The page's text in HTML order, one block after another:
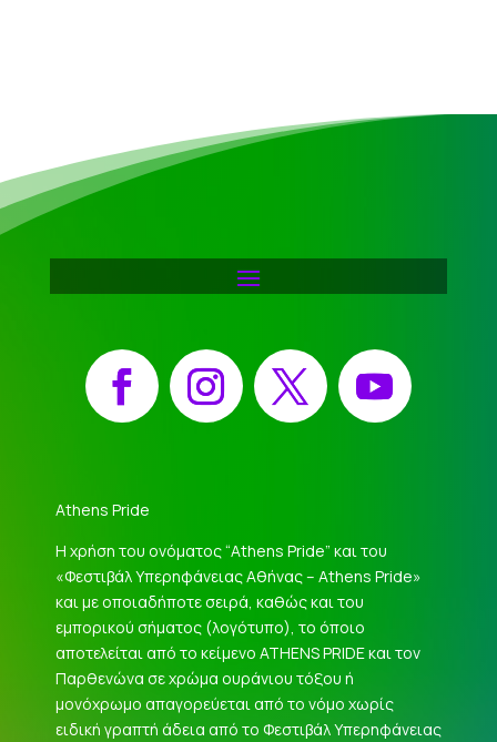
Facebook Instagram X YouTube
Athens Pride
Η χρήση του ονόματος “Athens Pride” και του
«Φεστιβάλ Υπερηφάνειας Αθήνας – Athens Pride»
και με οποιαδήποτε σειρά, καθώς και του
εμπορικού σήματος (λογότυπο), το όποιο
αποτελείται από το κείμενο ATHENS PRIDE και τον
Παρθενώνα σε χρώμα ουράνιου τόξου ή
μονόχρωμο απαγορεύεται από το νόμο χωρίς
ειδική γραπτή άδεια από το Φεστιβάλ Υπερηφάνειας